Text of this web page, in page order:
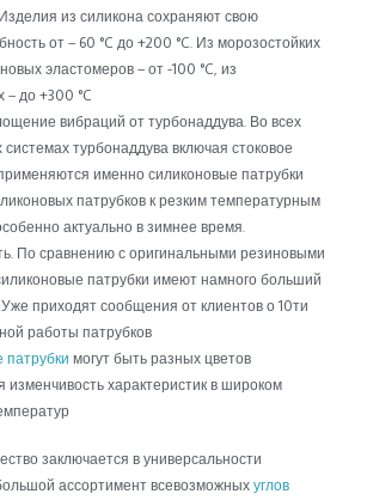
из силикона сохраняют свою
от − 60 °C до +200 °C. Из морозостойких
эластомеров − от -100 °C, из
− до +300 °C
вибраций от турбонаддува. Во всех
турбонаддува включая стоковое
именно силиконовые патрубки
патрубков к резким температурным
актуально в зимнее время.
По сравнению с оригинальными резиновыми
патрубки имеют намного больший
приходят сообщения от клиентов о 10ти
работы патрубков
могут быть разных цветов
характеристик в широком
заключается в универсальности
ассортимент всевозможных углов